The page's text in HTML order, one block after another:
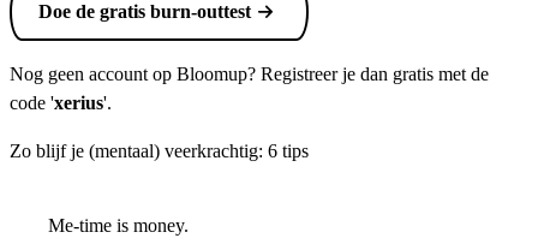
Doe de gratis burn-outtest
Nog geen account op Bloomup? Registreer je dan gratis met de
code 'xerius'.
Zo blijf je (mentaal) veerkrachtig: 6 tips
Me-time is money.